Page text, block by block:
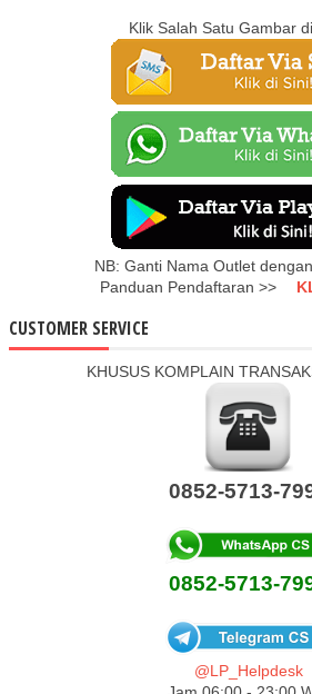
Klik Salah Satu Gambar
NB: Ganti Nama Outlet
Panduan Pendaftaran >>
CUSTOMER SERVICE
KHUSUS KOMPLAIN
0852-5713-
0852-5713-
@LP_Helpdesk